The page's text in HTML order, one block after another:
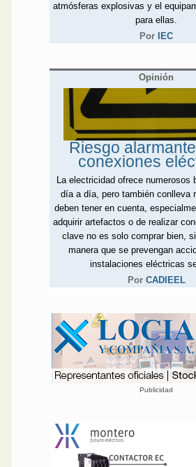
atmósferas explosivas y el
para ellas.
Por IEC
Opinión
Riesgo
conexiones
La electricidad ofrece numerosos
día a día, pero también conlleva
deben tener en cuenta,
adquirir artefactos o de realizar
clave no es solo comprar bien,
manera que se prevengan
instalaciones eléctricas
Por CADIEEL
Publicidad